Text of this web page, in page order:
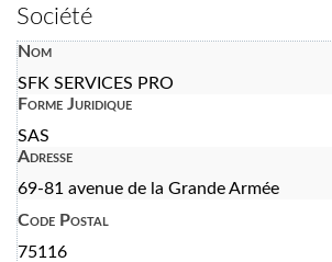
Société
Nom
SFK SERVICES PRO
Forme Juridique
SAS
Adresse
69-81 avenue de la Grande Armée
Code Postal
75116